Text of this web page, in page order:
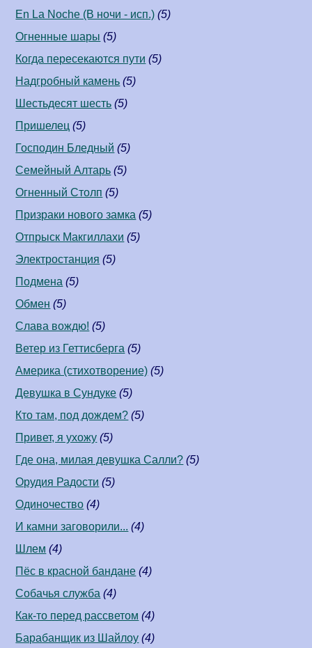
En La Noche (В ночи - исп.) (5)
Огненные шары (5)
Когда пересекаются пути (5)
Надгробный камень (5)
Шестьдесят шесть (5)
Пришелец (5)
Господин Бледный (5)
Семейный Алтарь (5)
Огненный Столп (5)
Призраки нового замка (5)
Отпрыск Макгиллахи (5)
Электростанция (5)
Подмена (5)
Обмен (5)
Слава вождю! (5)
Ветер из Геттисберга (5)
Америка (стихотворение) (5)
Девушка в Сундуке (5)
Кто там, под дождем? (5)
Привет, я ухожу (5)
Где она, милая девушка Салли? (5)
Орудия Радости (5)
Одиночество (4)
И камни заговорили... (4)
Шлем (4)
Пёс в красной бандане (4)
Собачья служба (4)
Как-то перед рассветом (4)
Барабанщик из Шайлоу (4)